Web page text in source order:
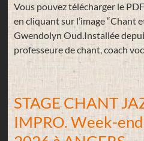
Vous pouvez télécharger le
en cliquant sur l’image “Chant
Gwendolyn Oud.Installée
professeure de chant, coach
STAGE CHANT
IMPRO. Week-